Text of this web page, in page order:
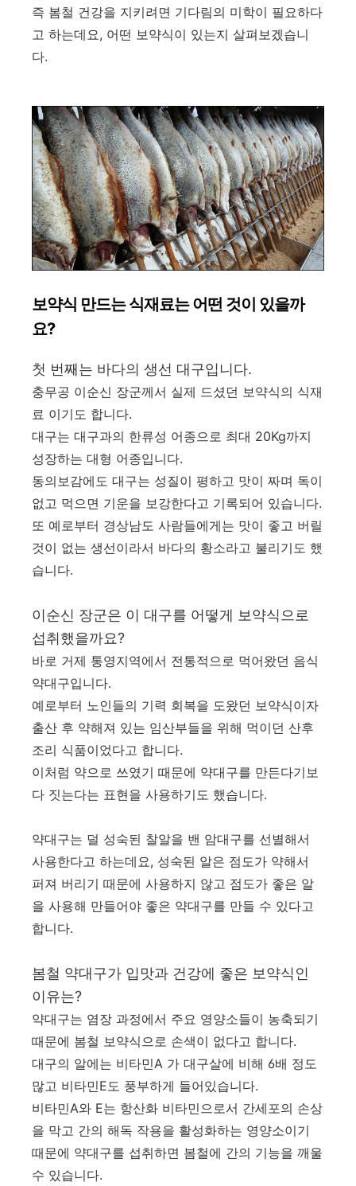
즉 봄철 건강을 지키려면 기다림의 미학이 필요하다
고 하는데요, 어떤 보약식이 있는지 살펴보겠습니
다.
보약식 만드는 식재료는 어떤 것이 있을까
요?
첫 번째는 바다의 생선 대구입니다.
충무공 이순신 장군께서 실제 드셨던 보약식의 식재
료 이기도 합니다.
대구는 대구과의 한류성 어종으로 최대 20Kg까지
성장하는 대형 어종입니다.
동의보감에도 대구는 성질이 평하고 맛이 짜며 독이
없고 먹으면 기운을 보강한다고 기록되어 있습니다.
또 예로부터 경상남도 사람들에게는 맛이 좋고 버릴
것이 없는 생선이라서 바다의 황소라고 불리기도 했
습니다.
이순신 장군은 이 대구를 어떻게 보약식으로
섭취했을까요?
바로 거제 통영지역에서 전통적으로 먹어왔던 음식
약대구입니다.
예로부터 노인들의 기력 회복을 도왔던 보약식이자
출산 후 약해져 있는 임산부들을 위해 먹이던 산후
조리 식품이었다고 합니다.
이처럼 약으로 쓰였기 때문에 약대구를 만든다기보
다 짓는다는 표현을 사용하기도 했습니다.
약대구는 덜 성숙된 찰알을 밴 암대구를 선별해서
사용한다고 하는데요, 성숙된 알은 점도가 약해서
퍼져 버리기 때문에 사용하지 않고 점도가 좋은 알
을 사용해 만들어야 좋은 약대구를 만들 수 있다고
합니다.
봄철 약대구가 입맛과 건강에 좋은 보약식인
이유는?
약대구는 염장 과정에서 주요 영양소들이 농축되기
때문에 봄철 보약식으로 손색이 없다고 합니다.
대구의 알에는 비타민A 가 대구살에 비해 6배 정도
많고 비타민E도 풍부하게 들어있습니다.
비타민A와 E는 항산화 비타민으로서 간세포의 손상
을 막고 간의 해독 작용을 활성화하는 영양소이기
때문에 약대구를 섭취하면 봄철에 간의 기능을 깨울
수 있습니다.